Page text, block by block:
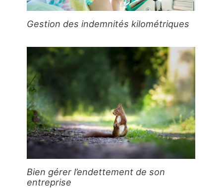
Gestion des indemnités kilométriques
Bien gérer l’endettement de son
entreprise